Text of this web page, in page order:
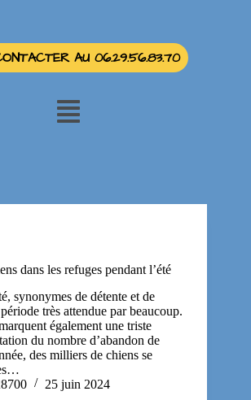
AU 06.29.56.83.70
dans les refuges pendant l’été
synonymes de détente et de
très attendue par beaucoup.
également une triste
du nombre d’abandon de
des milliers de chiens se
25 juin 2024